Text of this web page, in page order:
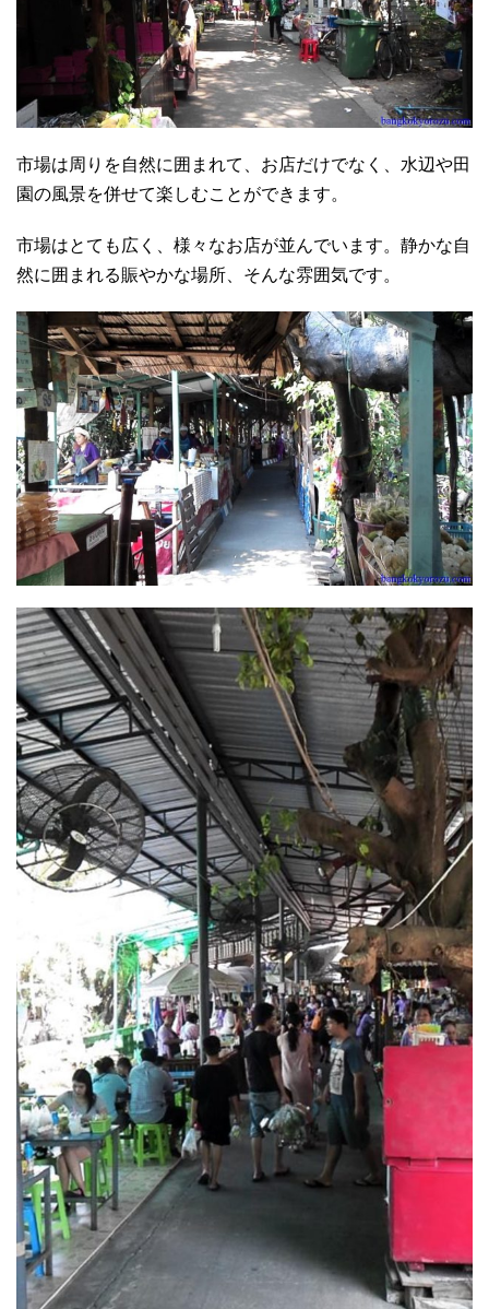
市場は周りを自然に囲まれて、お店だけでなく、水辺や田
園の風景を併せて楽しむことができます。
市場はとても広く、様々なお店が並んでいます。静かな自
然に囲まれる賑やかな場所、そんな雰囲気です。